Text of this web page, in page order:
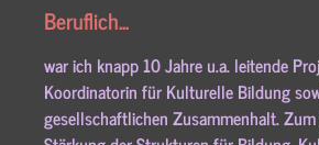
Beruflich...
war ich knapp 10 Jahre u.a. leitende
Koordinatorin für Kulturelle Bildung
gesellschaftlichen Zusammenhalt.